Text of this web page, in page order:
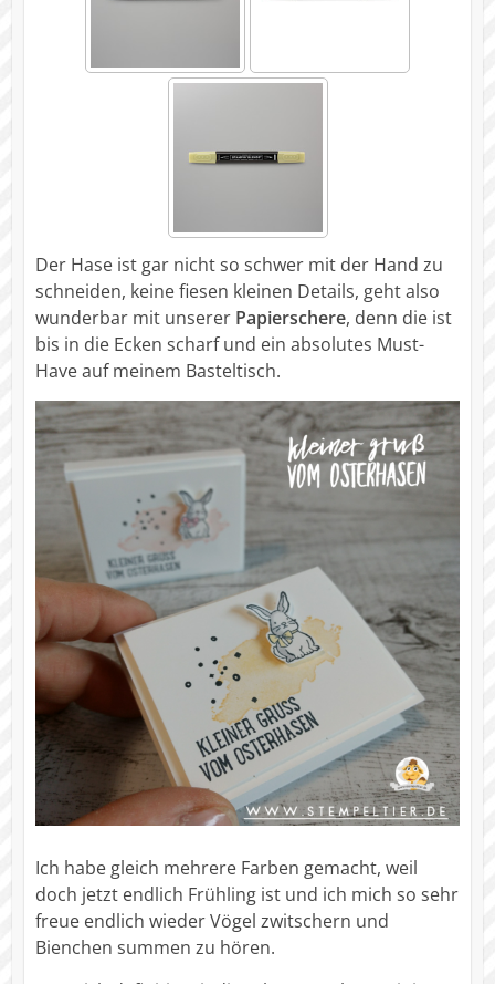
Der Hase ist gar nicht so schwer mit der Hand zu
schneiden, keine fiesen kleinen Details, geht also
wunderbar mit unserer Papierschere, denn die ist
bis in die Ecken scharf und ein absolutes Must-
Have auf meinem Basteltisch.
Ich habe gleich mehrere Farben gemacht, weil
doch jetzt endlich Frühling ist und ich mich so sehr
freue endlich wieder Vögel zwitschern und
Bienchen summen zu hören.